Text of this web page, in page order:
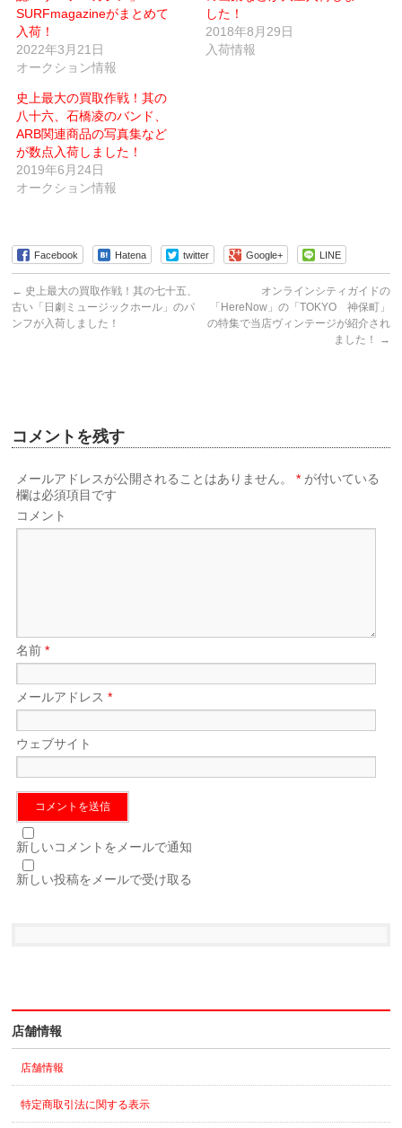
信
(新
し
い
ウ
ィ
ン
ウ
で
開
き
ま
す)
ド
ウ
開
き
ま
す)
SURFmagazineがまとめて
入荷！
2022年3月21日
オークション情報
した！
2018年8月29日
入荷情報
史上最大の買取作戦！其の
八十六、石橋凌のバンド、
ARB関連商品の写真集など
が数点入荷しました！
2019年6月24日
オークション情報
Facebook Hatena twitter Google+ LINE
← 史上最大の買取作戦！其の七十五、
古い「日劇ミュージックホール」のパ
ンフが入荷しました！
オンラインシティガイドの
「HereNow」の「TOKYO 神保町」
の特集で当店ヴィンテージが紹介され
ました！
→
コメントを残す
メールアドレスが公開されることはありません。 * が付いている
欄は必須項目です
コメント
名前*
メールアドレス*
ウェブサイト
新しいコメントをメールで通知
新しい投稿をメールで受け取る
店舗情報
店舗情報
特定商取引法に関する表示